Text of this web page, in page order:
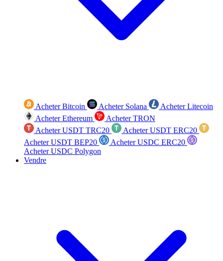
Acheter Bitcoin Acheter Solana
Acheter Litecoin
Acheter Ethereum
Acheter TRON
Acheter USDT TRC20
Acheter USDT ERC20
Acheter USDT BEP20
Acheter USDC ERC20
Acheter USDC Polygon
Vendre